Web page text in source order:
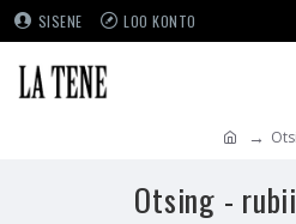
SISENE LOO KONTO
Otsing -